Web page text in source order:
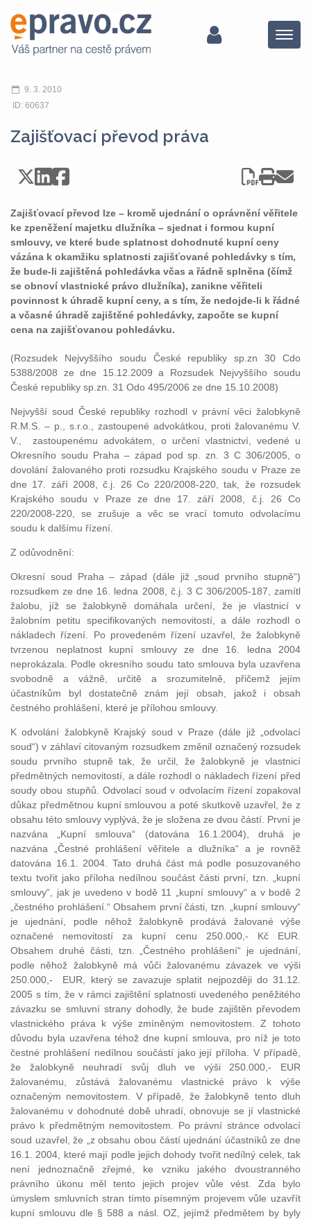
Menu
9. 3. 2010
ID: 60637
Zajišťovací převod práva
Zajišťovací převod lze – kromě ujednání o oprávnění věřitele
ke zpeněžení majetku dlužníka – sjednat i formou kupní
smlouvy, ve které bude splatnost dohodnuté kupní ceny
vázána k okamžiku splatnosti zajišťované pohledávky s tím,
že bude-li zajištěná pohledávka včas a řádně splněna (čímž
se obnoví vlastnické právo dlužníka), zanikne věřiteli
povinnost k úhradě kupní ceny, a s tím, že nedojde-li k řádné
a včasné úhradě zajištěné pohledávky, započte se kupní
cena na zajišťovanou pohledávku.
(Rozsudek Nejvyššího soudu České republiky sp.zn 30 Cdo
5388/2008 ze dne 15.12.2009 a Rozsudek Nejvyššího soudu
České republiky sp.zn. 31 Odo 495/2006 ze dne 15.10.2008)
Nejvyšší soud České republiky rozhodl v právní věci žalobkyně
R.M.S. – p., s.r.o., zastoupené advokátkou, proti žalovanému V.
V., zastoupenému advokátem, o určení vlastnictví, vedené u
Okresního soudu Praha – západ pod sp. zn. 3 C 306/2005, o
dovolání žalovaného proti rozsudku Krajského soudu v Praze ze
dne 17. září 2008, č.j. 26 Co 220/2008-220, tak, že rozsudek
Krajského soudu v Praze ze dne 17. září 2008, č.j. 26 Co
220/2008-220, se zrušuje a věc se vrací tomuto odvolacímu
soudu k dalšímu řízení.
Z odůvodnění:
Okresní soud Praha – západ (dále již „soud prvního stupně“)
rozsudkem ze dne 16. ledna 2008, č.j. 3 C 306/2005-187, zamítl
žalobu, jíž se žalobkyně domáhala určení, že je vlastnicí v
žalobním petitu specifikovaných nemovitostí, a dále rozhodl o
nákladech řízení. Po provedeném řízení uzavřel, že žalobkyně
tvrzenou neplatnost kupní smlouvy ze dne 16. ledna 2004
neprokázala. Podle okresního soudu tato smlouva byla uzavřena
svobodně a vážně, určitě a srozumitelně, přičemž jejím
účastníkům byl dostatečně znám její obsah, jakož i obsah
čestného prohlášení, které je přílohou smlouvy.
K odvolání žalobkyně Krajský soud v Praze (dále již „odvolací
soud“) v záhlaví citovaným rozsudkem změnil označený rozsudek
soudu prvního stupně tak, že určil, že žalobkyně je vlastnicí
předmětných nemovitostí, a dále rozhodl o nákladech řízení před
soudy obou stupňů. Odvolací soud v odvolacím řízení zopakoval
důkaz předmětnou kupní smlouvou a poté skutkově uzavřel, že z
obsahu této smlouvy vyplývá, že je složena ze dvou částí. První je
nazvána „Kupní smlouva“ (datována 16.1.2004), druhá je
nazvána „Čestné prohlášení věřitele a dlužníka“ a je rovněž
datována 16.1. 2004. Tato druhá část má podle posuzovaného
textu tvořit jako příloha nedílnou součást části první, tzn. „kupní
smlouvy“, jak je uvedeno v bodě 11 „kupní smlouvy“ a v bodě 2
„čestného prohlášení.“ Obsahem první části, tzn. „kupní smlouvy“
je ujednání, podle něhož žalobkyně prodává žalované výše
označené nemovitostí za kupní cenu 250.000,- Kč EUR.
Obsahem druhé části, tzn. „Čestného prohlášení“ je ujednání,
podle něhož žalobkyně má vůči žalovanému závazek ve výši
250.000,- EUR, který se zavazuje splatit nejpozději do 31.12.
2005 s tím, že v rámci zajištění splatnosti uvedeného peněžitého
závazku se smluvní strany dohodly, že bude zajištěn převodem
vlastnického práva k výše zmíněným nemovitostem. Z tohoto
důvodu byla uzavřena téhož dne kupní smlouva, pro níž je toto
čestné prohlášení nedílnou součástí jako její příloha. V případě,
že žalobkyně neuhradí svůj dluh ve výši 250.000,- EUR
žalovanému, zůstává žalovanému vlastnické právo k výše
označeným nemovitostem. V případě, že žalobkyně tento dluh
žalovanému v dohodnuté době uhradí, obnovuje se jí vlastnické
právo k předmětným nemovitostem. Po právní stránce odvolací
soud uzavřel, že „z obsahu obou částí ujednání účastníků ze dne
16.1. 2004, které mají podle jejich dohody tvořit nedílný celek, tak
není jednoznačně zřejmé, ke vzniku jakého dvoustranného
právního úkonu měl tento jejich projev vůle vést. Zda bylo
úmyslem smluvních stran tímto písemným projevem vůle uzavřít
kupní smlouvu dle § 588 a násl. OZ, jejímž předmětem by byly